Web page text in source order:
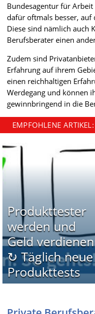
Bundesagentur für
dafür oftmals besser, auf
Diese sind nämlich auch
Berufsberater einen
Zudem sind
Erfahrung auf ihrem
einen reichhaltigen
Werdegang und können
gewinnbringend in die
EMPFOHLENE ARTIKEL:
Produkttester
werden und
Geld verdienen
↻ Täglich neue
Produkttests